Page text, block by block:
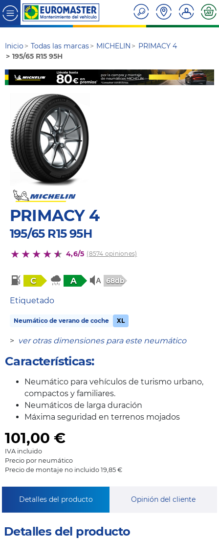
Inicio Todas las marcas MICHELIN
PRIMACY 4
195/65 R15 95H
PRIMACY 4
195/65 R15 95H
4,6/5 (8574 opiniones)
C A 68db
Etiquetado
Neumático de verano de coche XL
> ver otras dimensiones para este neumático
Características:
Neumático para vehículos de turismo urbano,
compactos y familiares.
Neumáticos de larga duración
Máxima seguridad en terrenos mojados
101,00 €
IVA incluido
Precio por neumático
Precio de montaje no incluido 19,85 €
Detalles del producto Opinión del cliente
Detalles del producto